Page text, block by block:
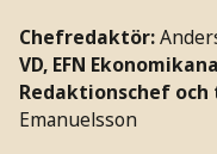
Chefredaktör:
VD, EFN
Redaktionschef
Emanuelsson